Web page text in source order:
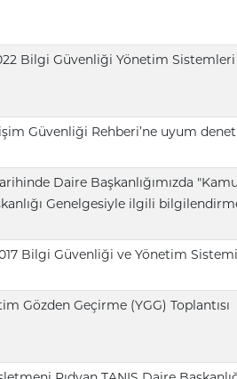
Bilgi Güvenliği Yönetim
Güvenliği Rehberi’ne uyum
Daire Başkanlığımızda
Genelgesiyle ilgili
Bilgi Güvenliği ve Yönetim
Gözden Geçirme (YGG) Toplantısı